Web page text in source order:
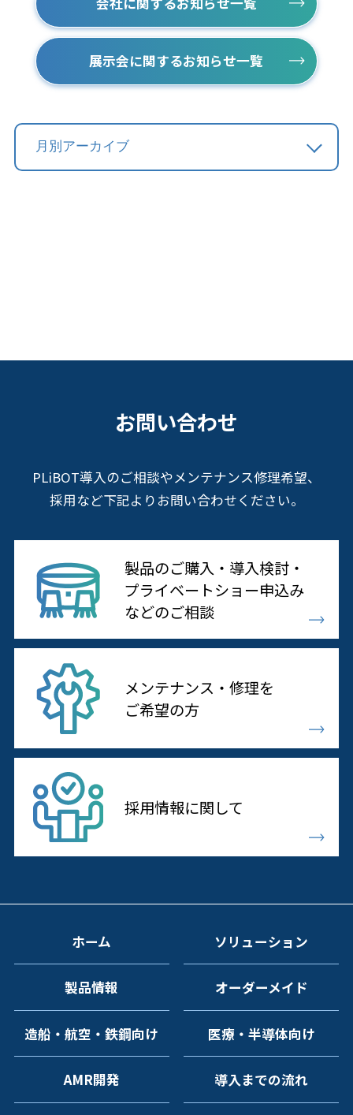
展示会に関するお知らせ一覧
お問い合わせ
PLiBOT導入のご相談やメンテナンス修理希望、
採用など下記よりお問い合わせください。
製品のご購入・導入検討・
プライベートショー申込み
などのご相談
メンテナンス・修理を
ご希望の方
採用情報に関して
ホーム ソリューション
オーダーメイド
製品情報
造船・航空・鉄鋼向け 医療・半導体向け
AMR開発 導入までの流れ